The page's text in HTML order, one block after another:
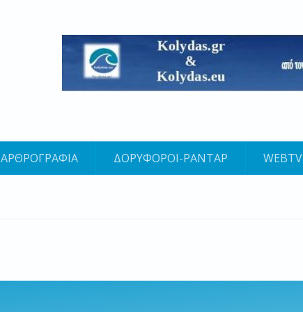
ΑΡΘΡΟΓΡΑΦΙΑ ΔΟΡΥΦΟΡΟΙ-ΡΑΝΤΑΡ WEBTV